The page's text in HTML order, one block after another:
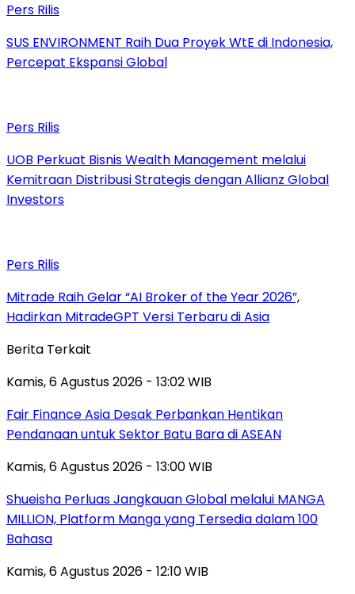
Pers Rilis
SUS ENVIRONMENT Raih Dua Proyek WtE di Indonesia,
Percepat Ekspansi Global
Pers Rilis
UOB Perkuat Bisnis Wealth Management melalui
Kemitraan Distribusi Strategis dengan Allianz Global
Investors
Pers Rilis
Mitrade Raih Gelar “AI Broker of the Year 2026”,
Hadirkan MitradeGPT Versi Terbaru di Asia
Berita Terkait
Kamis, 6 Agustus 2026 - 13:02 WIB
Fair Finance Asia Desak Perbankan Hentikan
Pendanaan untuk Sektor Batu Bara di ASEAN
Kamis, 6 Agustus 2026 - 13:00 WIB
Shueisha Perluas Jangkauan Global melalui MANGA
MILLION, Platform Manga yang Tersedia dalam 100
Bahasa
Kamis, 6 Agustus 2026 - 12:10 WIB